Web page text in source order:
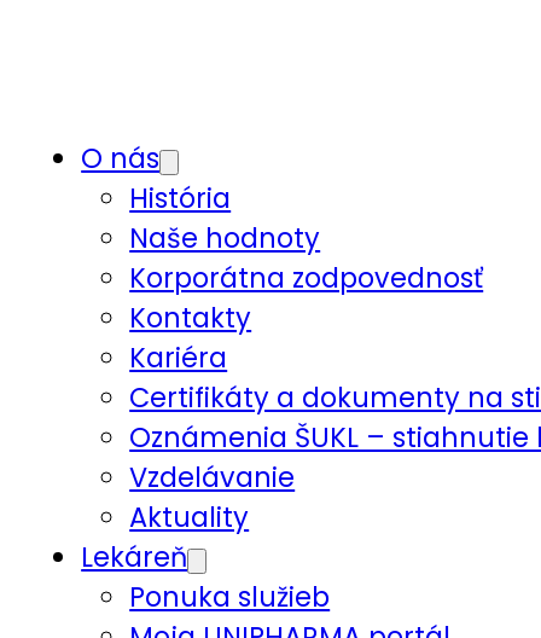
O nás
História
Naše hodnoty
Korporátna zodpovednosť
Kontakty
Kariéra
Certifikáty a dokumenty na
Oznámenia ŠUKL – stiahnutie
Vzdelávanie
Aktuality
Lekáreň
Ponuka služieb